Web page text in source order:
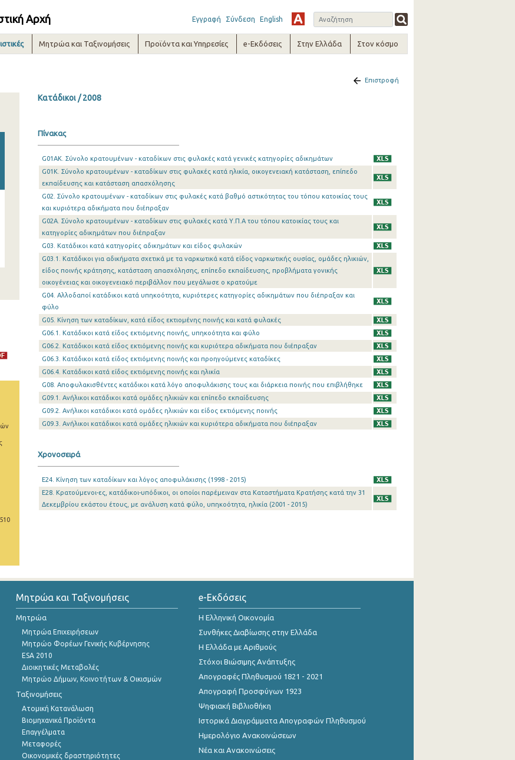
Αρχή Εγγραφή Σύνδεση English
Μητρώα και Ταξινομήσεις Προϊόντα και Υπηρεσίες e-Εκδόσεις Στην Ελλάδα Στον κόσμο
Επιστροφή
Κατάδικοι / 2008
Πίνακας
G01AK. Σύνολο κρατουμένων - καταδίκων στις φυλακές κατά γενικές κατηγορίες αδικημάτων
G01K. Σύνολο κρατουμένων - καταδίκων στις φυλακές κατά ηλικία, οικογενειακή κατάσταση, επίπεδο
εκπαίδευσης και κατάσταση απασχόλησης
G02. Σύνολο κρατουμένων - καταδίκων στις φυλακές κατά βαθμό αστικότητας του τόπου κατοικίας τους
και κυριότερα αδικήματα που διέπραξαν
G02A. Σύνολο κρατουμένων - καταδίκων στις φυλακές κατά Υ.Π.Α του τόπου κατοικίας τους και
κατηγορίες αδικημάτων που διέπραξαν
G03. Κατάδικοι κατά κατηγορίες αδικημάτων και είδος φυλακών
G03.1. Κατάδικοι για αδικήματα σχετικά με τα ναρκωτικά κατά είδος ναρκωτικής ουσίας, ομάδες ηλικιών,
είδος ποινής κράτησης, κατάσταση απασχόλησης, επίπεδο εκπαίδευσης, προβλήματα γονικής
οικογένειας και οικογενειακό περιβάλλον που μεγάλωσε ο κρατούμε
G04. Αλλοδαποί κατάδικοι κατά υπηκοότητα, κυριότερες κατηγορίες αδικημάτων που διέπραξαν και
φύλο
G05. Κίνηση των καταδίκων, κατά είδος εκτιομένης ποινής και κατά φυλακές
G06.1. Κατάδικοι κατά είδος εκτιόμενης ποινής, υπηκοότητα και φύλο
G06.2. Κατάδικοι κατά είδος εκτιόμενης ποινής και κυριότερα αδικήματα που διέπραξαν
G06.3. Κατάδικοι κατά είδος εκτιόμενης ποινής και προηγούμενες καταδίκες
G06.4. Κατάδικοι κατά είδος εκτιόμενης ποινής και ηλικία
G08. Αποφυλακισθέντες κατάδικοι κατά λόγο αποφυλάκισης τους και διάρκεια ποινής που επιβλήθηκε
G09.1. Ανήλικοι κατάδικοι κατά ομάδες ηλικιών και επίπεδο εκπαίδευσης
G09.2. Ανήλικοι κατάδικοι κατά ομάδες ηλικιών και είδος εκτιόμενης ποινής
G09.3. Ανήλικοι κατάδικοι κατά ομάδες ηλικιών και κυριότερα αδικήματα που διέπραξαν
Χρονοσειρά
E24. Κίνηση των καταδίκων και λόγος αποφυλάκισης (1998 - 2015)
E28. Κρατούμενοι-ες, κατάδικοι-υπόδικοι, οι οποίοι παρέμειναν στα Καταστήματα Κρατήσης κατά την 31
Δεκεμβρίου εκάστου έτους, με ανάλυση κατά φύλο, υπηκοότητα, ηλικία (2001 - 2015)
Μητρώα και Ταξινομήσεις
Μητρώα
Μητρώα Επιχειρήσεων
Μητρώο Φορέων Γενικής Κυβέρνησης
ESA 2010
Διοικητικές Μεταβολές
Μητρώο Δήμων, Κοινοτήτων & Οικισμών
Ταξινομήσεις
Ατομική Κατανάλωση
Βιομηχανικά Προϊόντα
Επαγγέλματα
Μεταφορές
Οικονομικές δραστηριότητες
e-Εκδόσεις
Η Ελληνική Οικονομία
Συνθήκες Διαβίωσης στην Ελλάδα
Η Ελλάδα με Αριθμούς
Στόχοι Βιώσιμης Ανάπτυξης
Απογραφές Πληθυσμού 1821 - 2021
Απογραφή Προσφύγων 1923
Ψηφιακή Βιβλιοθήκη
Ιστορικά Διαγράμματα Απογραφών Πληθυσμού
Ημερολόγιο Ανακοινώσεων
Νέα και Ανακοινώσεις